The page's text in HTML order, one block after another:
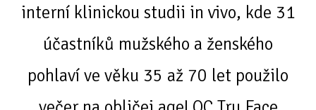
interní klinickou studii in vivo, kde 31
účastníků mužského a ženského
pohlaví ve věku 35 až 70 let použilo